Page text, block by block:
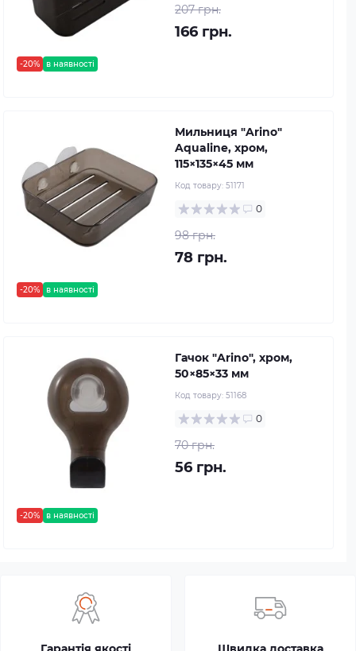
-20% в наявності
207 грн.
166 грн.
-20% в наявності
Мильниця "Arino"
Aqualine, хром,
115×135×45 мм
Код товару: 51171
0
98 грн.
78 грн.
-20% в наявності
Гачок "Arino", хром,
50×85×33 мм
Код товару: 51168
0
70 грн.
56 грн.